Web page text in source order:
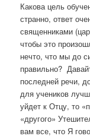
Какова цель
странно, ответ
священниками
чтобы это
нечто, что мы до
правильно?
последней речи,
для учеников
уйдет к Отцу, то
«другого»
вам все, что Я